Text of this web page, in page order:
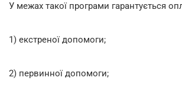
У межах такої програми гарантується
1) екстреної допомоги;
2) первинної допомоги;